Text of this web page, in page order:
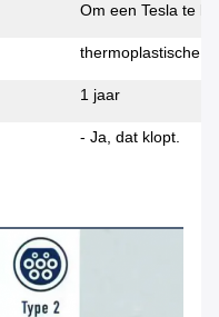
Om een Tesla te
thermoplastische
1 jaar
- Ja, dat klopt.